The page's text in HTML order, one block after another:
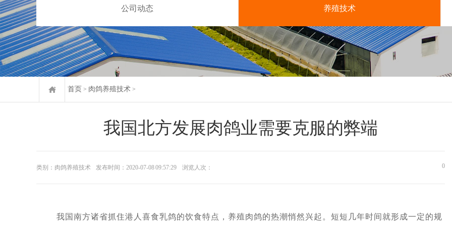
公司动态 养殖技术
首页 > 肉鸽养殖技术 >
我国北方发展肉鸽业需要克服的弊端
类别：肉鸽养殖技术 发布时间：2020-07-08 09:57:29 浏览人次： 0
我国南方诸省抓住港人喜食乳鸽的饮食特点，养殖肉鸽的热潮悄然兴起。短短几年时间就形成一定的规